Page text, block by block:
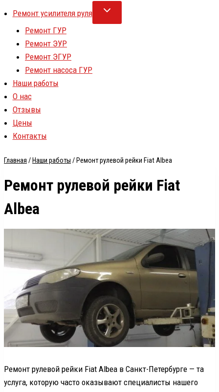
Ремонт усилителя руля
Ремонт ГУР
Ремонт ЭУР
Ремонт ЭГУР
Ремонт насоса ГУР
Наши работы
О нас
Отзывы
Цены
Контакты
Главная / Наши работы / Ремонт рулевой рейки Fiat Albea
Ремонт рулевой рейки Fiat
Albea
Ремонт рулевой рейки Fiat Albea в Санкт-Петербурге — та
услуга, которую часто оказывают специалисты нашего